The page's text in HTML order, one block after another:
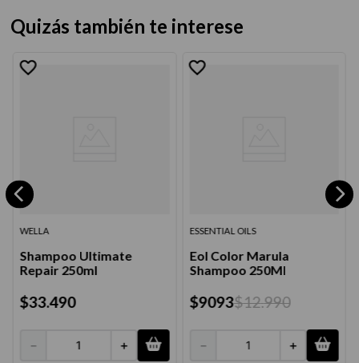
Quizás también te interese
WELLA
Shampoo Ultimate
Repair 250ml
$33.490
＋
－
ESSENTIAL OILS
Eol Color Marula
Shampoo 250Ml
$9093$12.990
＋
－